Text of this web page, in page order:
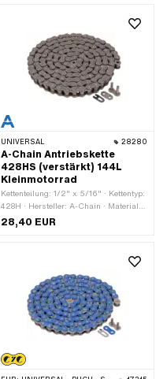
UNIVERSAL 28280
A-Chain Antriebskette
428HS (verstärkt) 144L
Kleinmotorrad
Kettenteilung: 1/2" x 5/16" · Kettentyp:
428H · Hersteller: A-Chain · Material:
Stahl · Anzahl Kettenglieder: 144 Stk. ·
Abrollumfang: 1829 mm ·
28,40 EUR